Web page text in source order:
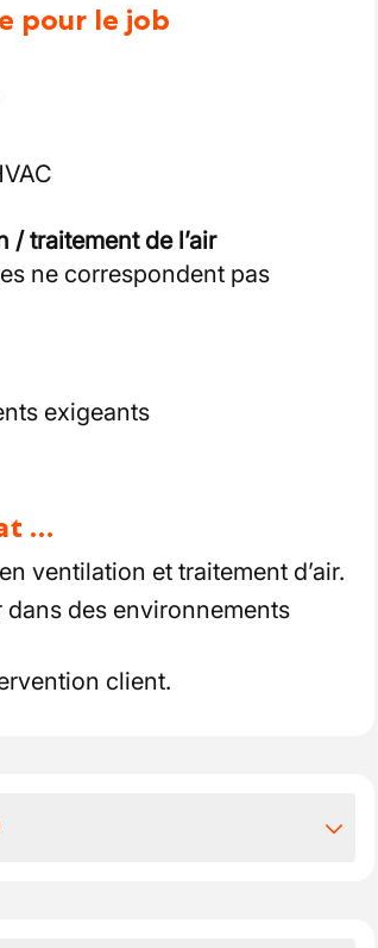
pour le job
/ traitement de l’air
ne correspondent pas
exigeants
…
ventilation et traitement d’air.
des environnements
client.